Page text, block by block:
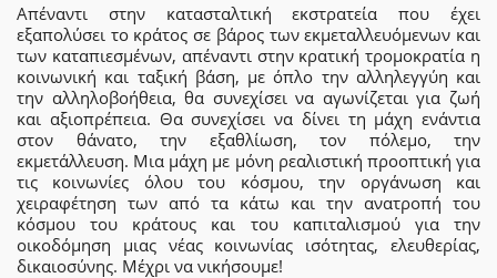
Απέναντι στην κατασταλτική εκστρατεία που έχει
εξαπολύσει το κράτος σε βάρος των εκμεταλλευόμενων και
των καταπιεσμένων, απέναντι στην κρατική τρομοκρατία η
κοινωνική και ταξική βάση, με όπλο την αλληλεγγύη και
την αλληλοβοήθεια, θα συνεχίσει να αγωνίζεται για ζωή
και αξιοπρέπεια. Θα συνεχίσει να δίνει τη μάχη ενάντια
στον θάνατο, την εξαθλίωση, τον πόλεμο, την
εκμετάλλευση. Μια μάχη με μόνη ρεαλιστική προοπτική για
τις κοινωνίες όλου του κόσμου, την οργάνωση και
χειραφέτηση των από τα κάτω και την ανατροπή του
κόσμου του κράτους και του καπιταλισμού για την
οικοδόμηση μιας νέας κοινωνίας ισότητας, ελευθερίας,
δικαιοσύνης. Μέχρι να νικήσουμε!